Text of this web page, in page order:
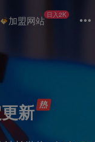
加盟网站 日入2K
新